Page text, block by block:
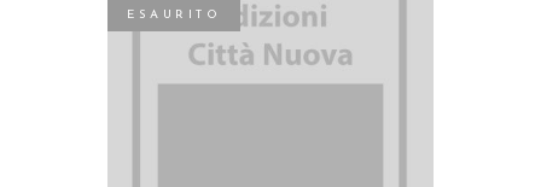
ESAURITO